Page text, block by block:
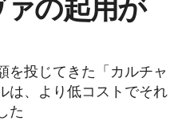
を投じてきた「カルチャ
は、より低コストでそれ
た